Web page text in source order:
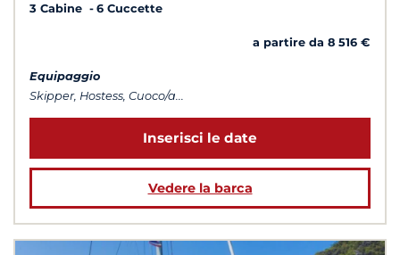
3 Cabine
6 Cuccette
a partire da 8 516 €
Equipaggio
Skipper, Hostess, Cuoco/a...
Inserisci le date
Vedere la barca